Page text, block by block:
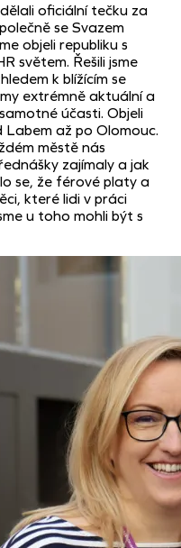
oficiální tečku za
se Svazem
objeli republiku s
světem. Řešili jsme
k blížícím se
extrémně aktuální a
účasti. Objeli
Labem až po Olomouc.
městě nás
zajímaly a jak
se, že férové platy a
které lidi v práci
u toho mohli být s